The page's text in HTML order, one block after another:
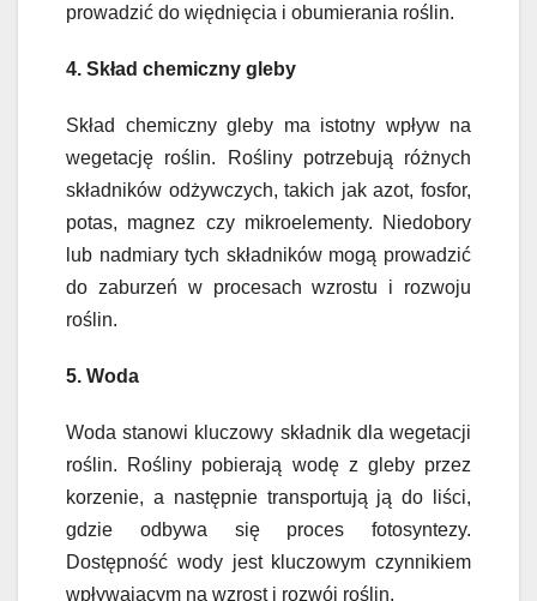
prowadzić do więdnięcia i obumierania roślin.
4. Skład chemiczny gleby
Skład chemiczny gleby ma istotny wpływ na
wegetację roślin. Rośliny potrzebują różnych
składników odżywczych, takich jak azot, fosfor,
potas, magnez czy mikroelementy. Niedobory
lub nadmiary tych składników mogą prowadzić
do zaburzeń w procesach wzrostu i rozwoju
roślin.
5. Woda
Woda stanowi kluczowy składnik dla wegetacji
roślin. Rośliny pobierają wodę z gleby przez
korzenie, a następnie transportują ją do liści,
gdzie odbywa się proces fotosyntezy.
Dostępność wody jest kluczowym czynnikiem
wpływającym na wzrost i rozwój roślin.